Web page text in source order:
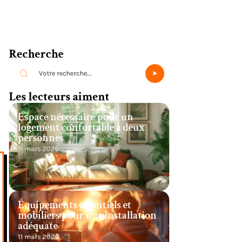
Recherche
Les lecteurs aiment
Espace nécessaire pour un
logement confortable à deux
personnes
11 mars 2026
Équipements essentiels et
mobiliers pour une installation
adéquate
11 mars 2026